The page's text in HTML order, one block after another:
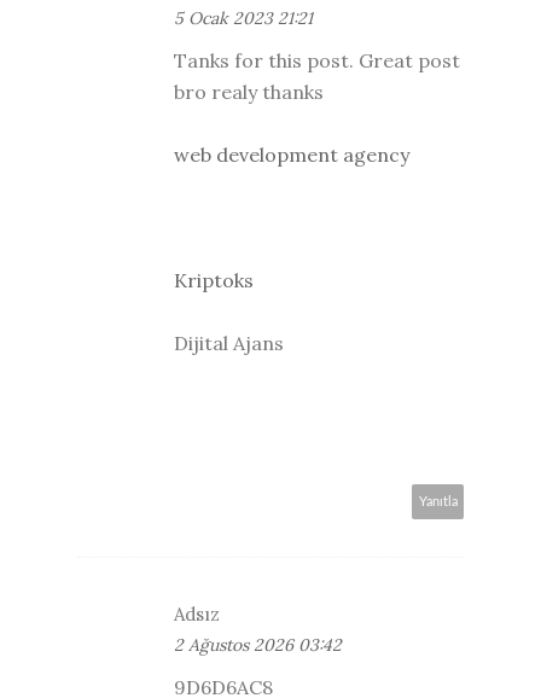
5 Ocak 2023 21:21
Tanks for this post. Great post
bro realy thanks
web development agency
Kriptoks
Dijital Ajans
Yanıtla
Adsız
2 Ağustos 2026 03:42
9D6D6AC8